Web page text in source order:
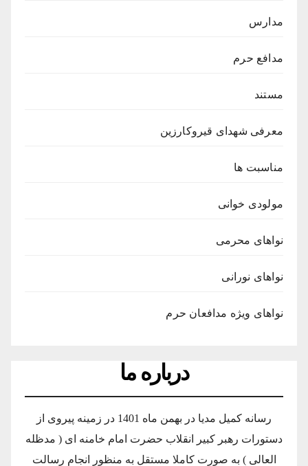
مدارس
مدافع حرم
مستند
معرفی شهدای قیروکارزین
مناسبت ها
مولودی خوانی
نواهای محرمی
نواهای نورانی
نواهای ویژه مدافعان حرم
درباره ما
رسانه کمیل مدیا در بهمن ماه 1401 در زمینه پیروی از
دستورات رهبر کبیر انقلاب حضرت امام خامنه ای ( مدظله
العالی ) به صورت کاملا مستقل به منظور انجام رسالت